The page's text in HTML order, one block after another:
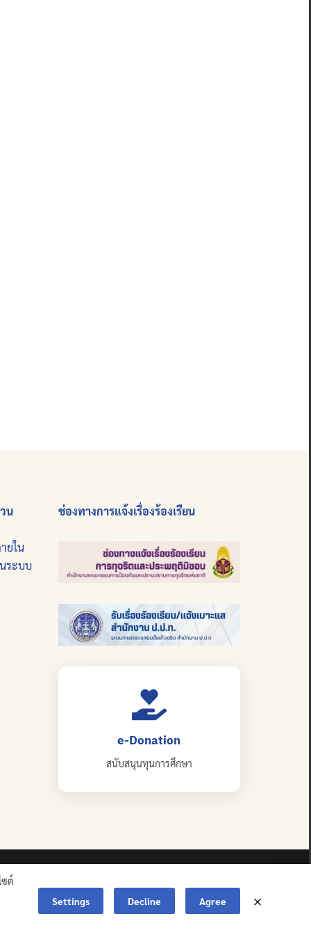
น
ยใน
ระบบ
ช่องทางการแจ้งเรื่องร้องเรียน
e-Donation
สนับสนุนทุนการศึกษา
ซต์
Settings Decline Agree